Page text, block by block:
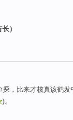
）
，比来才核真该鹤
)。